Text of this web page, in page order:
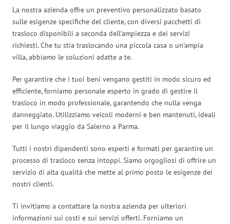
La nostra azienda offre un preventivo personalizzato basato
sulle esigenze specifiche del cliente, con diversi pacchetti di
trasloco disponibili a seconda dell’ampiezza e dei servizi
richiesti. Che tu stia traslocando una piccola casa o un’ampia
villa, abbiamo le soluzioni adatte a te.
Per garantire che i tuoi beni vengano gestiti in modo sicuro ed
efficiente, forniamo personale esperto in grado di gestire il
trasloco in modo professionale, garantendo che nulla venga
danneggiato. Utilizziamo veicoli moderni e ben mantenuti, ideali
per il lungo viaggio da Salerno a Parma.
Tutti i nostri dipendenti sono esperti e formati per garantire un
processo di trasloco senza intoppi. Siamo orgogliosi di offrire un
servizio di alta qualità che mette al primo posto le esigenze dei
nostri clienti.
Ti invitiamo a contattare la nostra azienda per ulteriori
informazioni sui costi e sui servizi offerti. Forniamo un